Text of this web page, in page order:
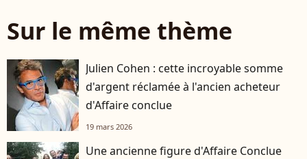
Sur le même thème
Julien Cohen : cette incroyable somme
d'argent réclamée à l'ancien acheteur
d'Affaire conclue
19 mars 2026
Une ancienne figure d'Affaire Conclue